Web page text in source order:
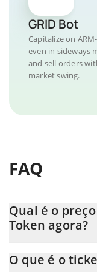
GRID Bot
Capitalize on
even in sideways
and sell orders
market swing.
FAQ
Qual é o preço
Token agora?
1,968.83.
O que é o